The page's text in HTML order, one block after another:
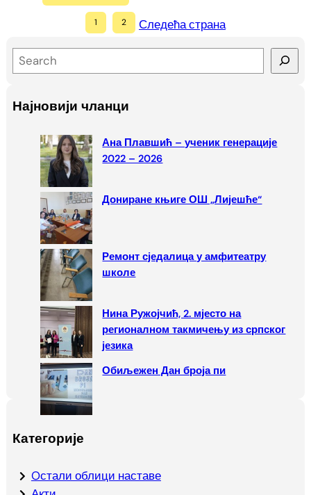
1 2 Следећа страна
e
rНајновији чланци
Ана Плавшић – ученик генерације
2022 – 2026
Дониране књиге ОШ „Лијешће“
Ремонт сједалица у амфитеатру
школе
Нина Ружојчић, 2. мјесто на
регионалном такмичењу из српског
језика
Обиљежен Дан броја пи
Категорије
Oстали облици наставе